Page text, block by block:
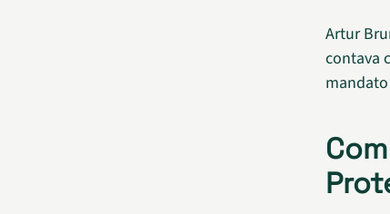
Artur
contava